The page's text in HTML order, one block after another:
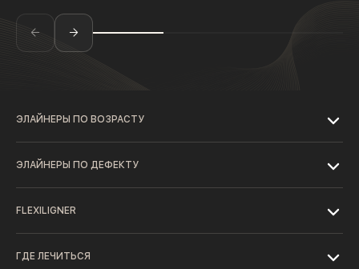
ЭЛАЙНЕРЫ ПО ВОЗРАСТУ
ЭЛАЙНЕРЫ ПО ДЕФЕКТУ
FLEXILIGNER
ГДЕ ЛЕЧИТЬСЯ